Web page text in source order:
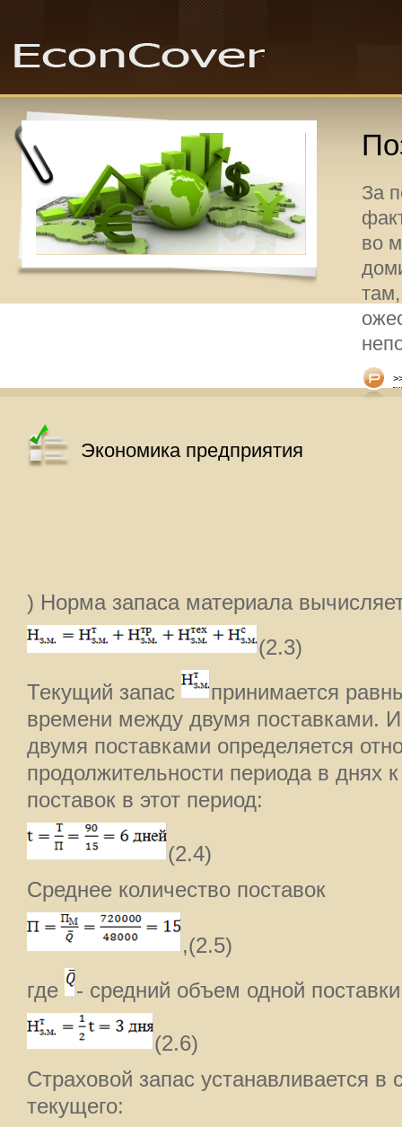
За
во
Экономика предприятия
) Норма запаса материала
(2.3)
Текущий запас
принимается
времени между двумя поставками.
двумя поставками определяется
продолжительности периода в днях
поставок в этот период:
(2.4)
Среднее количество поставок
,(2.5)
где
- средний объем одной поставки
(2.6)
Страховой запас устанавливается
текущего: